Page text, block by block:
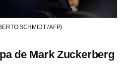
SCHMIDT / AFP)
de Mark Zuckerberg